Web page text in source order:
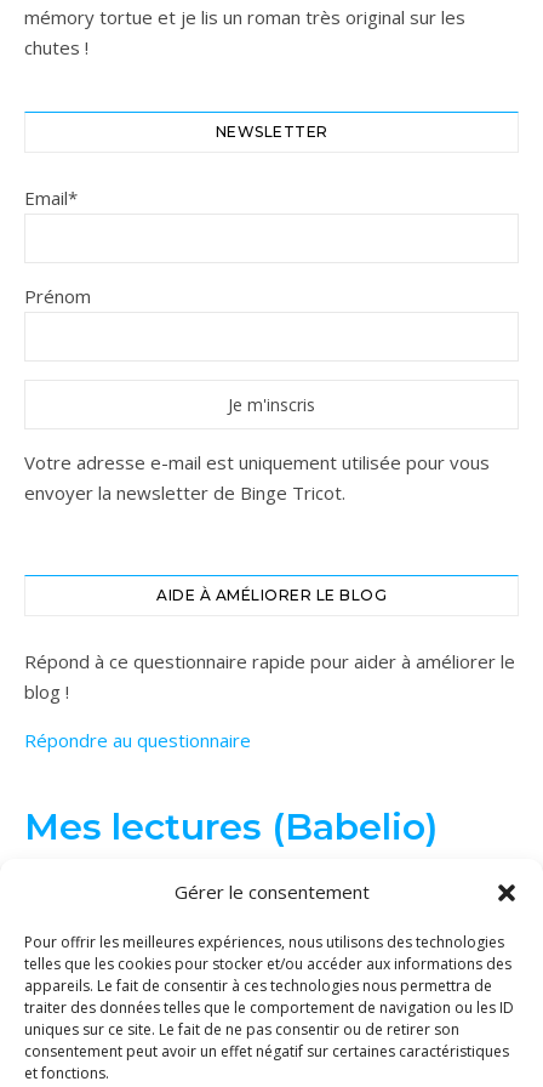
Gérer le consentement
Pour offrir les meilleures expériences, nous utilisons des technologies
telles que les cookies pour stocker et/ou accéder aux informations des
appareils. Le fait de consentir à ces technologies nous permettra de
traiter des données telles que le comportement de navigation ou les ID
uniques sur ce site. Le fait de ne pas consentir ou de retirer son
consentement peut avoir un effet négatif sur certaines caractéristiques
et fonctions.
mémory tortue et je lis un roman très original sur les
chutes !
NEWSLETTER
Email*
Prénom
Votre adresse e-mail est uniquement utilisée pour vous
envoyer la newsletter de Binge Tricot.
AIDE À AMÉLIORER LE BLOG
Répond à ce questionnaire rapide pour aider à améliorer le
blog !
Répondre au questionnaire
Mes lectures (Babelio)